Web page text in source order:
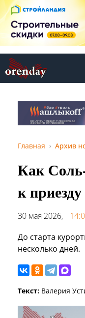
Главная Архив
Как
к
30 мая 2026,
До старта
несколько дней.
Текст: Валерия